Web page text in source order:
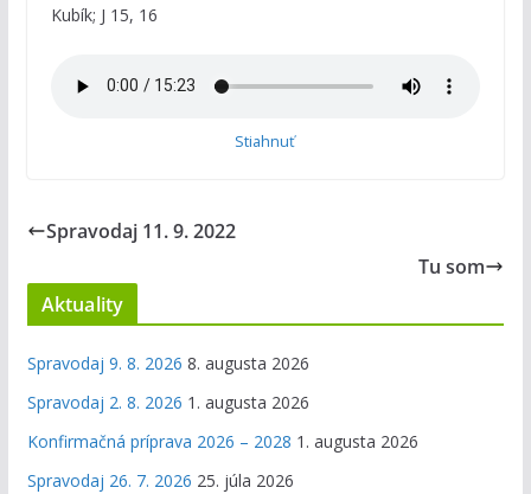
Kubík; J 15, 16
Stiahnuť
Spravodaj 11. 9. 2022
Tu som
Aktuality
Spravodaj 9. 8. 2026 8. augusta 2026
Spravodaj 2. 8. 2026 1. augusta 2026
Konfirmačná príprava 2026 – 2028 1. augusta 2026
Spravodaj 26. 7. 2026 25. júla 2026